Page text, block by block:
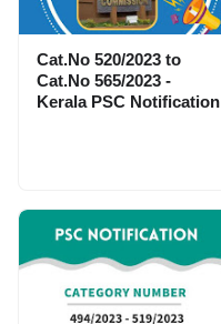
Cat.No 520/2023 to
Cat.No 565/2023 -
Kerala PSC Notification